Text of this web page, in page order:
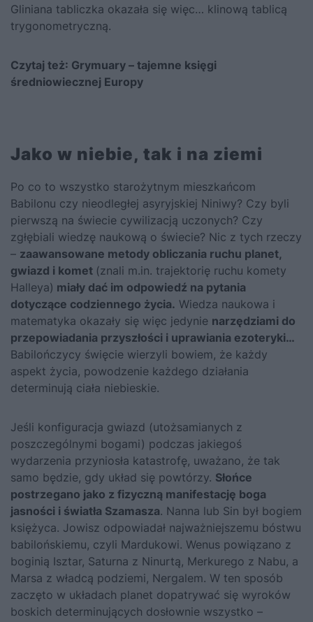
Gliniana tabliczka okazała się więc… klinową tablicą
trygonometryczną.
Czytaj też: Grymuary – tajemne księgi
średniowiecznej Europy
Jako w niebie, tak i na ziemi
Po co to wszystko starożytnym mieszkańcom
Babilonu czy nieodległej asyryjskiej Niniwy? Czy byli
pierwszą na świecie cywilizacją uczonych? Czy
zgłębiali wiedzę naukową o świecie? Nic z tych rzeczy
– zaawansowane metody obliczania ruchu planet,
gwiazd i komet (znali m.in. trajektorię ruchu komety
Halleya) miały dać im odpowiedź na pytania
dotyczące codziennego życia. Wiedza naukowa i
matematyka okazały się więc jedynie narzędziami do
przepowiadania przyszłości i uprawiania ezoteryki…
Babilończycy święcie wierzyli bowiem, że każdy
aspekt życia, powodzenie każdego działania
determinują ciała niebieskie.
Jeśli konfiguracja gwiazd (utożsamianych z
poszczególnymi bogami) podczas jakiegoś
wydarzenia przyniosła katastrofę, uważano, że tak
samo będzie, gdy układ się powtórzy. Słońce
postrzegano jako z fizyczną manifestację boga
jasności i światła Szamasza. Nanna lub Sin był bogiem
księżyca. Jowisz odpowiadał najważniejszemu bóstwu
babilońskiemu, czyli Mardukowi. Wenus powiązano z
boginią Isztar, Saturna z Ninurtą, Merkurego z Nabu, a
Marsa z władcą podziemi, Nergalem. W ten sposób
zaczęto w układach planet dopatrywać się wyroków
boskich determinujących dosłownie wszystko –